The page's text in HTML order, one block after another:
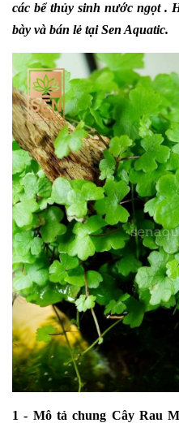
các bể thủy sinh nước ngọt .
bày và bán lẻ tại Sen Aquatic.
1 - Mô tả chung Cây Rau